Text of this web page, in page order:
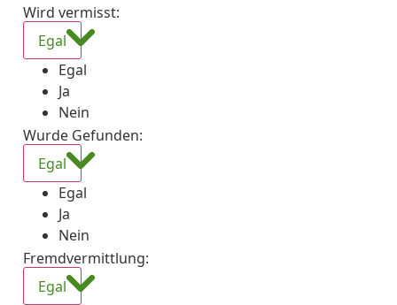
Wird vermisst:
Egal
Egal
Ja
Nein
Wurde Gefunden:
Egal
Egal
Ja
Nein
Fremdvermittlung:
Egal